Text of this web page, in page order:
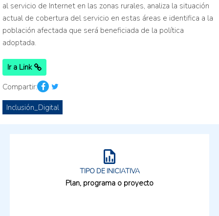
al servicio de Internet en las zonas rurales, analiza la situación
actual de cobertura del servicio en estas áreas e identifica a la
población afectada que será beneficiada de la política
adoptada.
Ir a Link
Compartir:
Inclusión_Digital
TIPO DE INICIATIVA
Plan, programa o proyecto